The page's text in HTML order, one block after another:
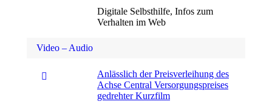
Digitale Selbsthilfe, Infos zum
Verhalten im Web
Video – Audio
Anlässlich der Preisverleihung des
Achse Central Versorgungspreises
gedrehter Kurzfilm